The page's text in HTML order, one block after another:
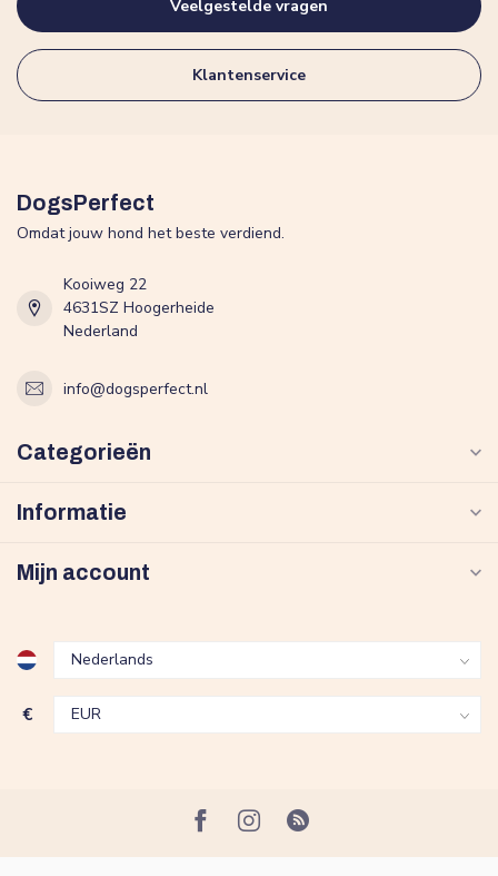
Veelgestelde vragen
Klantenservice
DogsPerfect
Omdat jouw hond het beste verdiend.
Kooiweg 22
4631SZ Hoogerheide
Nederland
info@dogsperfect.nl
Categorieën
Informatie
Mijn account
€